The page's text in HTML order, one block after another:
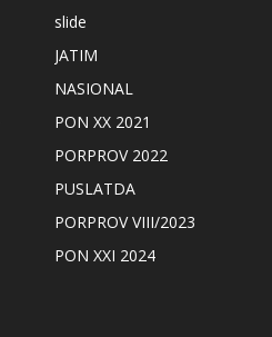
slide
JATIM
NASIONAL
PON XX 2021
PORPROV 2022
PUSLATDA
PORPROV VIII/2023
PON XXI 2024